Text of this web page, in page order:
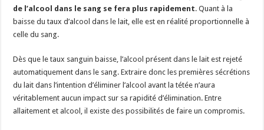
de l’alcool dans le sang se fera plus rapidement. Quant à la
baisse du taux d’alcool dans le lait, elle est en réalité proportionnelle à
celle du sang.
Dès que le taux sanguin baisse, l’alcool présent dans le lait est rejeté
automatiquement dans le sang. Extraire donc les premières sécrétions
du lait dans l’intention d’éliminer l’alcool avant la tétée n’aura
véritablement aucun impact sur sa rapidité d’élimination. Entre
allaitement et alcool, il existe des possibilités de faire un compromis.